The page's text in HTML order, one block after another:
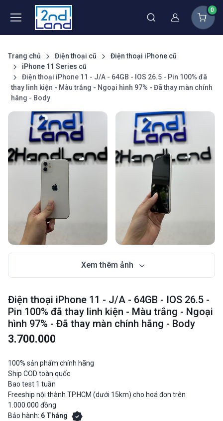
Thành viên
0
Trang chủ Điện thoại cũ
Điện thoại iPhone cũ
iPhone 11 Series cũ
Điện thoại iPhone 11 - J/A - 64GB - IOS 26.5 - Pin 100% đã
thay linh kiện - Màu trắng - Ngoại hình 97% - Đã thay màn chính
hãng - Body
Xem thêm ảnh
Điện thoại iPhone 11 - J/A - 64GB - IOS 26.5 -
Pin 100% đã thay linh kiện - Màu trắng - Ngoại
hình 97% - Đã thay màn chính hãng - Body
3.700.000
100% sản phẩm chính hãng
Ship COD toàn quốc
Bao test 1 tuần
Freeship nội thành TP.HCM (dưới 15km) cho hoá đơn trên
1.000.000 đồng
Bảo hành: 6 Tháng